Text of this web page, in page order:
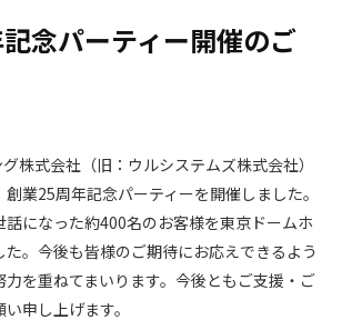
念パーティー開催のご
株式会社（旧：ウルシステムズ株式会社）
創業25周年記念パーティーを開催しました。
話になった約400名のお客様を東京ドームホ
。今後も皆様のご期待にお応えできるよう
を重ねてまいります。今後ともご支援・ご
申し上げます。